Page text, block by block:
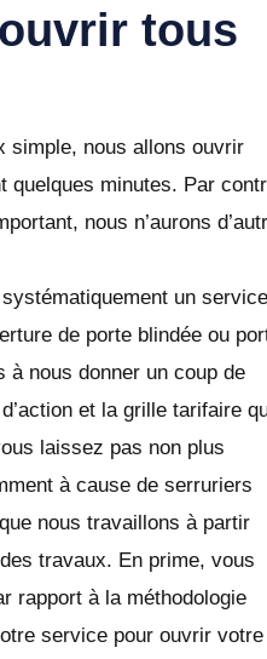
tous
simple, nous allons ouvrir
quelques minutes. Par
nous n’aurons
un service
de porte blindée ou
à nous donner un coup de
et la grille tarifaire
laissez pas non plus
à cause de serruriers
nous travaillons à partir
travaux. En prime, vous
rapport à la méthodologie
service pour ouvrir votre